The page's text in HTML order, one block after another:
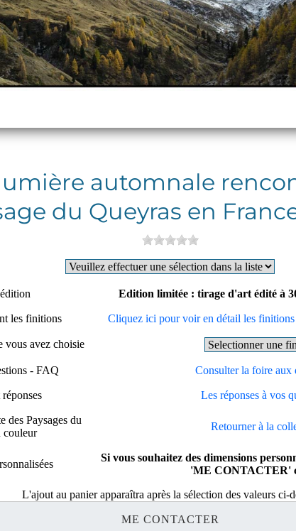
automnale
du Queyras en
Edition limitée : tirage d'art édité à
les finitions Cliquez ici pour voir en détail les
vous avez choisie
- FAQ Consulter la foire aux
Les réponses à vos
des Paysages du
couleur
Retourner à la
Si vous souhaitez des dimensions
'ME CONTACTER'
L'ajout au panier apparaîtra après la sélection des valeurs ci-
ME CONTACTER